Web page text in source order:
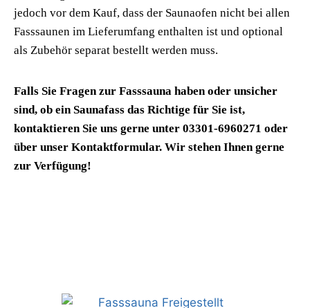
jedoch vor dem Kauf, dass der Saunaofen nicht bei allen
Fasssaunen im Lieferumfang enthalten ist und optional
als Zubehör separat bestellt werden muss.
Falls Sie Fragen zur Fasssauna haben oder unsicher
sind, ob ein Saunafass das Richtige für Sie ist,
kontaktieren Sie uns gerne unter 03301-6960271 oder
über unser Kontaktformular. Wir stehen Ihnen gerne
zur Verfügung!